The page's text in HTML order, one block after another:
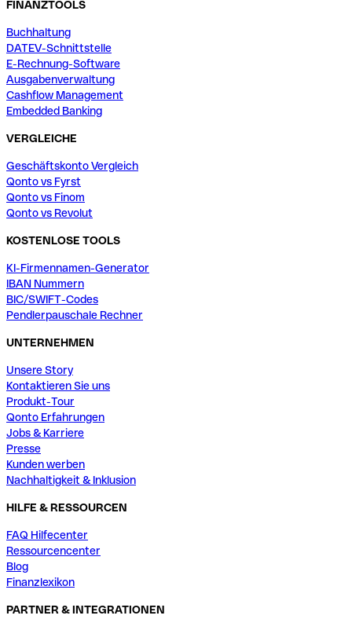
FINANZTOOLS
Buchhaltung
DATEV-Schnittstelle
E-Rechnung-Software
Ausgabenverwaltung
Cashflow Management
Embedded Banking
VERGLEICHE
Geschäftskonto Vergleich
Qonto vs Fyrst
Qonto vs Finom
Qonto vs Revolut
KOSTENLOSE TOOLS
KI-Firmennamen-Generator
IBAN Nummern
BIC/SWIFT-Codes
Pendlerpauschale Rechner
UNTERNEHMEN
Unsere Story
Kontaktieren Sie uns
Produkt-Tour
Qonto Erfahrungen
Jobs & Karriere
Presse
Kunden werben
Nachhaltigkeit & Inklusion
HILFE & RESSOURCEN
FAQ Hilfecenter
Ressourcencenter
Blog
Finanzlexikon
PARTNER & INTEGRATIONEN